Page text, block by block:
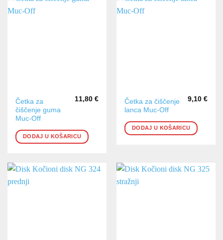
Četka za
čiščenje guma
Muc-Off
11,80 €
DODAJ U KOŠARICU
Četka za čiščenje
lanca Muc-Off
9,10 €
DODAJ U KOŠARICU